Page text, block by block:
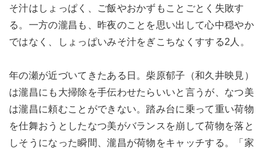
そ汁はしょっぱく、ご飯やおかずもことごとく失敗す
る。一方の瀧昌も、昨夜のことを思い出して心中穏やか
ではなく、しょっぱいみそ汁をぎこちなくすする2人。
年の瀬が近づいてきたある日。柴原郁子（和久井映見）
は瀧昌にも大掃除を手伝わせたらいいと言うが、なつ美
は瀧昌に頼むことができない。踏み台に乗って重い荷物
を仕舞おうとしたなつ美がバランスを崩して荷物を落と
しそうになった瞬間、瀧昌が荷物をキャッチする。「家